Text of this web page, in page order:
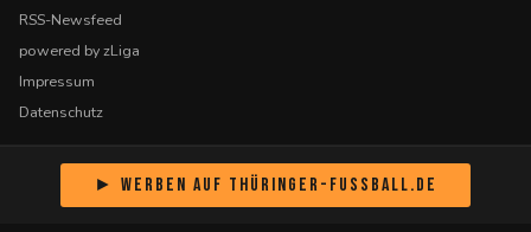
RSS-Newsfeed
powered by zLiga
Impressum
Datenschutz
► Werben auf Thüringer-Fussball.de